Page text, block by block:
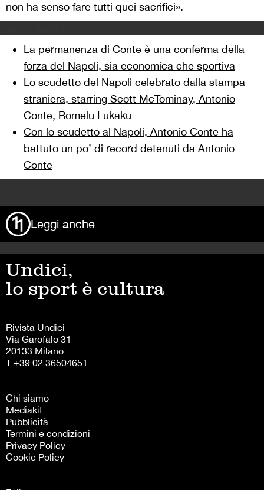
non ha senso fare tutti quei sacrifici».
La permanenza di Conte è una conferma della
forza del Napoli, sia economica che sportiva
Lo scudetto del Napoli celebrato dalla stampa
straniera, starring Scott McTominay, Antonio
Conte, Romelu Lukaku
Con lo scudetto al Napoli, Antonio Conte ha
battuto un po’ di record detenuti da Antonio
Conte
Leggi anche
Undici,
lo sport è cultura
Rivista Undici
Via Garofalo 31
20133 Milano
T +39 02 36504651
Chi siamo
Mediakit
Pubblicità
Termini e condizioni
Privacy Policy
Cookie Policy